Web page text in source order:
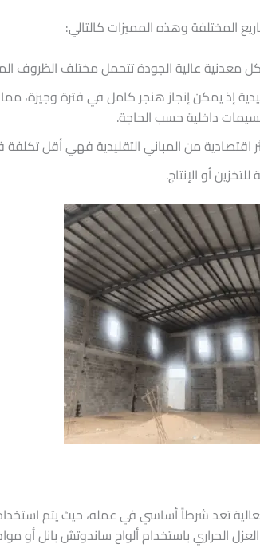
المختلفة وهذه المميزات كالتالي:
معدنية عالية الجودة تتحمل مختلف الظروف
إذ يمكن إنجاز هنجر كامل في فترة وجيزة،
داخلية حسب الحاجة.
اقتصادية من المباني التقليدية فهي أقل تكلفة
أو الإنتاج.
تعد شرطاً أساسي في عمله، حيث يتم
الحراري باستخدام ألواح ساندوتش بانل أو